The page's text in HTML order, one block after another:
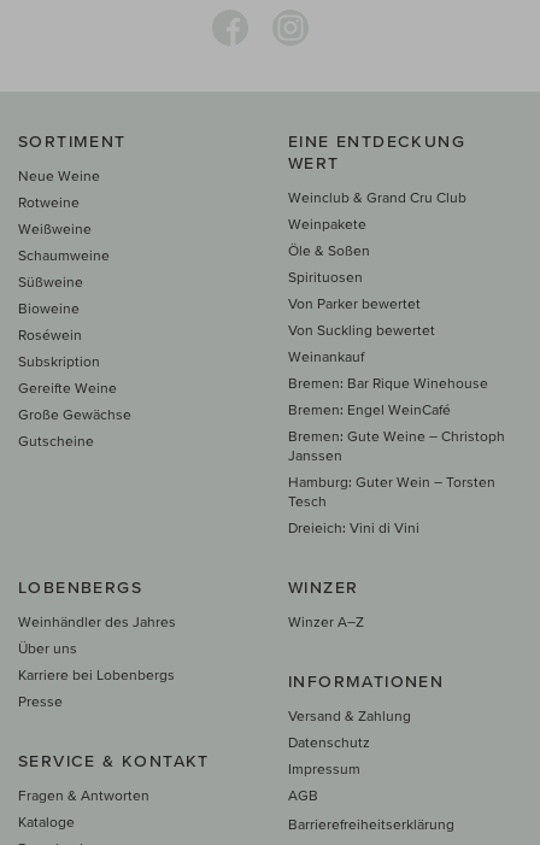
SORTIMENT
Neue Weine
Rotweine
Weißweine
Schaumweine
Süßweine
Bioweine
Roséwein
Subskription
Gereifte Weine
Große Gewächse
Gutscheine
EINE ENTDECKUNG
WERT
Weinclub & Grand Cru Club
Weinpakete
Öle & Soßen
Spirituosen
Von Parker bewertet
Von Suckling bewertet
Weinankauf
Bremen: Bar Rique Winehouse
Bremen: Engel WeinCafé
Bremen: Gute Weine – Christoph
Janssen
Hamburg: Guter Wein – Torsten
Tesch
Dreieich: Vini di Vini
LOBENBERGS
Weinhändler des Jahres
Über uns
Karriere bei Lobenbergs
Presse
SERVICE & KONTAKT
Fragen & Antworten
Kataloge
WINZER
Winzer A–Z
INFORMATIONEN
Versand & Zahlung
Datenschutz
Impressum
AGB
Barrierefreiheitserklärung